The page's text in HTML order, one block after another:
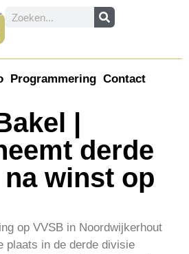
Programmering Contact
|
derde
winst op
op VVSB in Noordwijkerhout
plaats in de derde divisie